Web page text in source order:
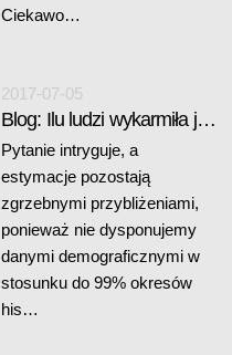
Ciekawo…
2017-07-05
Blog: Ilu ludzi wykarmiła już Ziemia ?
Pytanie intryguje, a
estymacje pozostają
zgrzebnymi przybliżeniami,
ponieważ nie dysponujemy
danymi demograficznymi w
stosunku do 99% okresów
his…